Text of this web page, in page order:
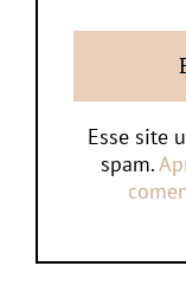
Esse site
spam.